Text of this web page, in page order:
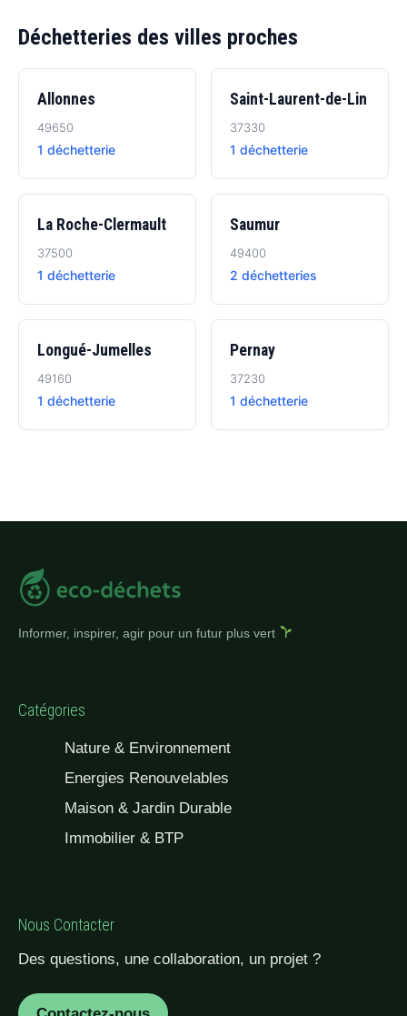
Déchetteries des villes proches
Allonnes
49650
1 déchetterie
Saint-Laurent-de-Lin
37330
1 déchetterie
La Roche-Clermault
37500
1 déchetterie
Saumur
49400
2 déchetteries
Longué-Jumelles
49160
1 déchetterie
Pernay
37230
1 déchetterie
Informer, inspirer, agir pour un futur plus vert
Catégories
Nature & Environnement
Energies Renouvelables
Maison & Jardin Durable
Immobilier & BTP
Nous Contacter
Des questions, une collaboration, un projet ?